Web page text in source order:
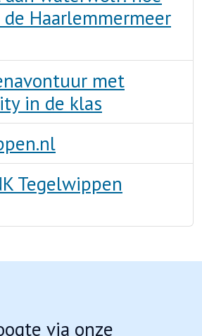
Haarlemmermeer
met
in de klas
Tegelwippen
via onze